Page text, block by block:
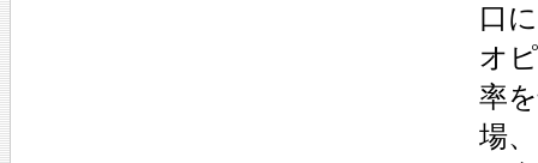
口
オ
率
場